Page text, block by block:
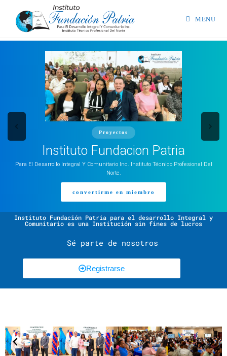
MENÚ
Proyectos
Instituto Fundacion Patria
Para El Desarrollo Integral Y Comunitario Inc. Instituto Técnico Profesional Del
Norte.
convertirme en miembro
Instituto Fundación Patria para el desarrollo Integral y
Comunitario es una Institución sin fines de lucros
Sé parte de nosotros
Registrarse